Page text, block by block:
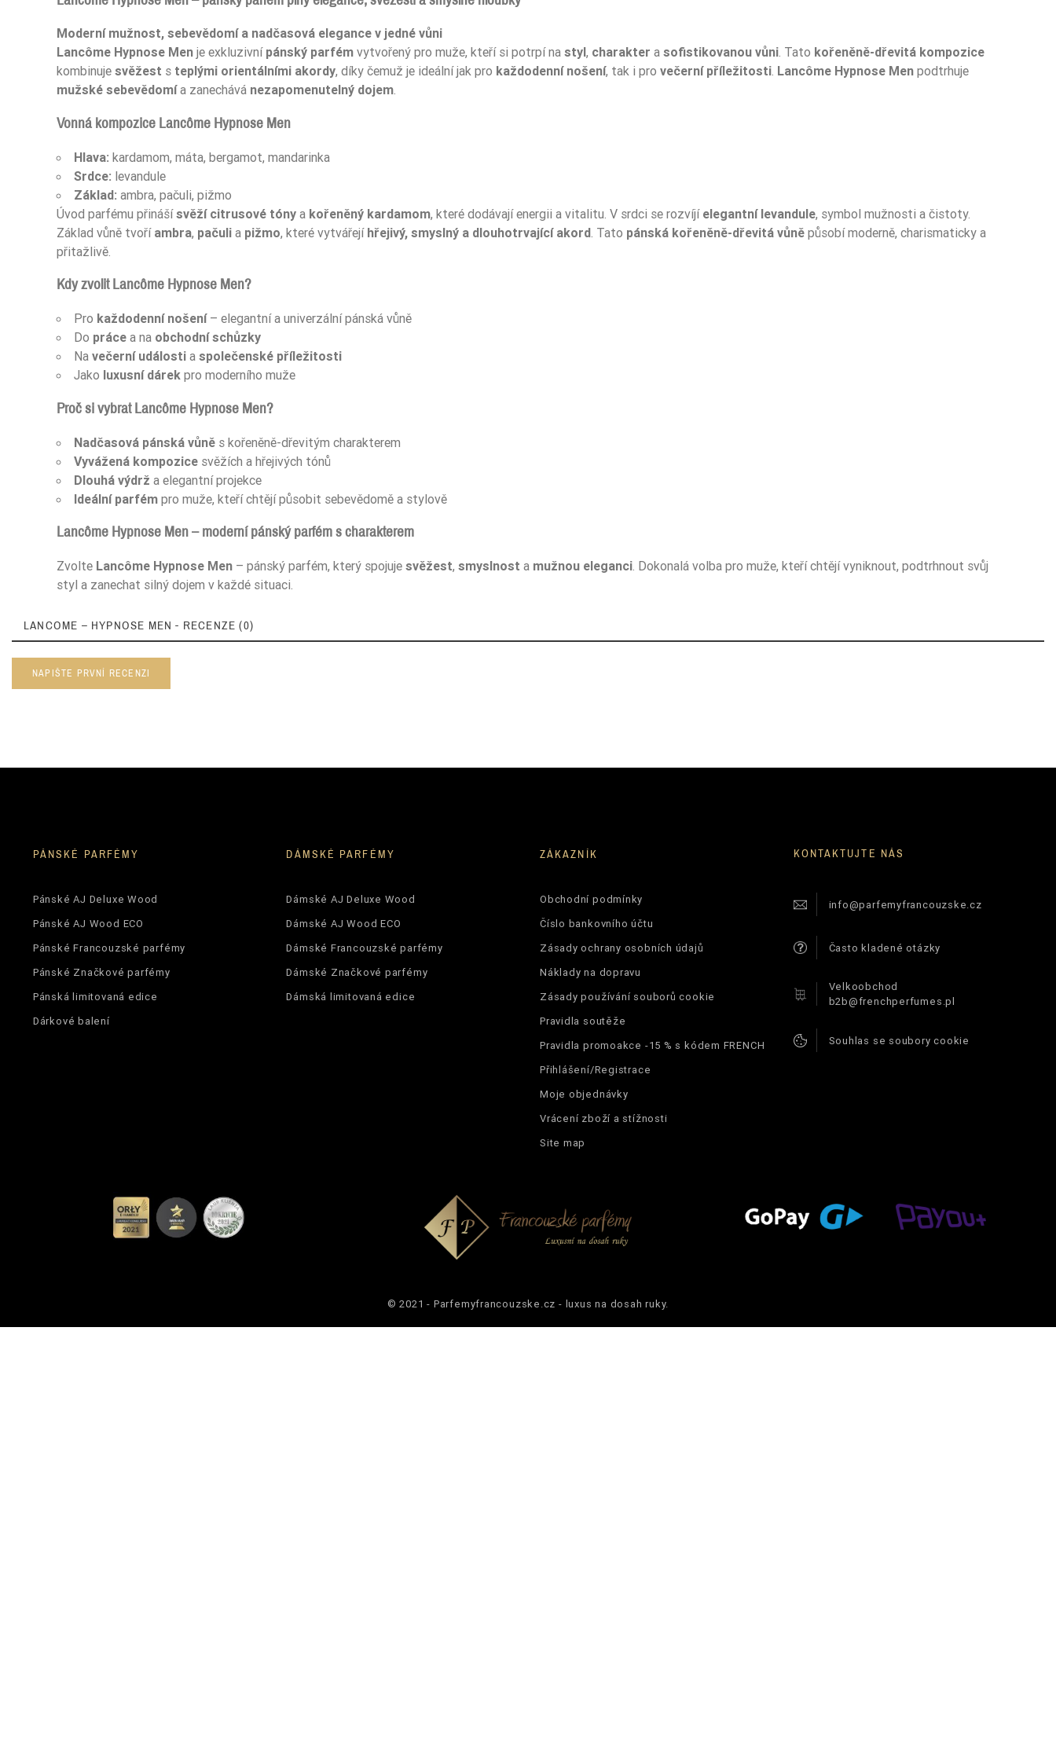
Moderní mužnost, sebevědomí a nadčasová elegance v jedné vůni
Lancôme Hypnose Men je exkluzivní pánský parfém vytvořený pro muže, kteří si potrpí na styl, charakter a sofistikovanou vůni. Tato kořeněně-dřevitá kompozice
kombinuje svěžest s teplými orientálními akordy, díky čemuž je ideální jak pro každodenní nošení, tak i pro večerní příležitosti. Lancôme Hypnose Men podtrhuje
mužské sebevědomía zanechává nezapomenutelný dojem.
Vonná kompozice Lancôme Hypnose Men
Hlava: kardamom, máta, bergamot, mandarinka
Srdce: levandule
Základ: ambra, pačuli, pižmo
Úvod parfému přinášísvěží citrusové tóny a kořeněný kardamom, které dodávají energii a vitalitu. V srdci se rozvíjí elegantní levandule, symbol mužnosti a čistoty.
Základ vůně tvoří ambra, pačuli a pižmo, které vytvářejí hřejivý, smyslný a dlouhotrvající akord . Tato pánská kořeněně-dřevitá vůně působí moderně, charismaticky a
přitažlivě.
Kdy zvolit Lancôme Hypnose Men?
Pro každodenní nošení– elegantní a univerzální pánská vůně
Do práce a na obchodní schůzky
Na večerní události a společenské příležitosti
Jako luxusní dárek pro moderního muže
Proč si vybrat Lancôme Hypnose Men?
Nadčasová pánská vůně s kořeněně-dřevitým charakterem
Vyvážená kompozice svěžích a hřejivých tónů
Dlouhá výdrž a elegantní projekce
Ideální parfém pro muže, kteří chtějí působit sebevědomě a stylově
Lancôme Hypnose Men – moderní pánský parfém s charakterem
Zvolte Lancôme Hypnose Men – pánský parfém, který spojuje svěžest, smyslnost a mužnou eleganci. Dokonalá volba pro muže, kteří chtějí vyniknout, podtrhnout svůj
styl a zanechat silný dojem v každé situaci.
LANCOME – HYPNOSE MEN - RECENZE (0)
NAPIŠTE PRVNÍ RECENZI
PÁNSKÉ PARFÉMY
Pánské AJ Deluxe Wood
Pánské AJ Wood ECO
Pánské Francouzské parfémy
Pánské Značkové parfémy
Pánská limitovaná edice
Dárkové balení
DÁMSKÉ PARFÉMY
Dámské AJ Deluxe Wood
Dámské AJ Wood ECO
Dámské Francouzské parfémy
Dámské Značkové parfémy
Dámská limitovaná edice
ZÁKAZNÍK
Obchodní podmínky
Číslo bankovního účtu
Zásady ochrany osobních údajů
Náklady na dopravu
Zásady používání souborů cookie
Pravidla soutěže
Pravidla promoakce -15 % s kódem FRENCH
Přihlášení/Registrace
Moje objednávky
Vrácení zboží a stížnosti
Site map
KONTAKTUJTE NÁS
info@parfemyfrancouzske.cz
Často kladené otázky
Velkoobchod
b2b@frenchperfumes.pl
Souhlas se soubory cookie
© 2021 - Parfemyfrancouzske.cz - luxus na dosah ruky.